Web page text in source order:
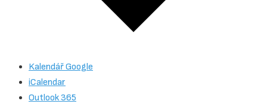
Kalendář Google
iCalendar
Outlook 365